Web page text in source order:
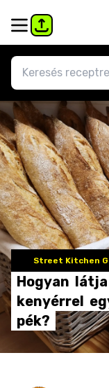
Street Kitchen
Hogyan látja
kenyérrel
pék?